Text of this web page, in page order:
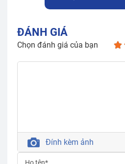
ĐÁNH GIÁ
Chọn đánh giá của bạn
Đính kèm ảnh